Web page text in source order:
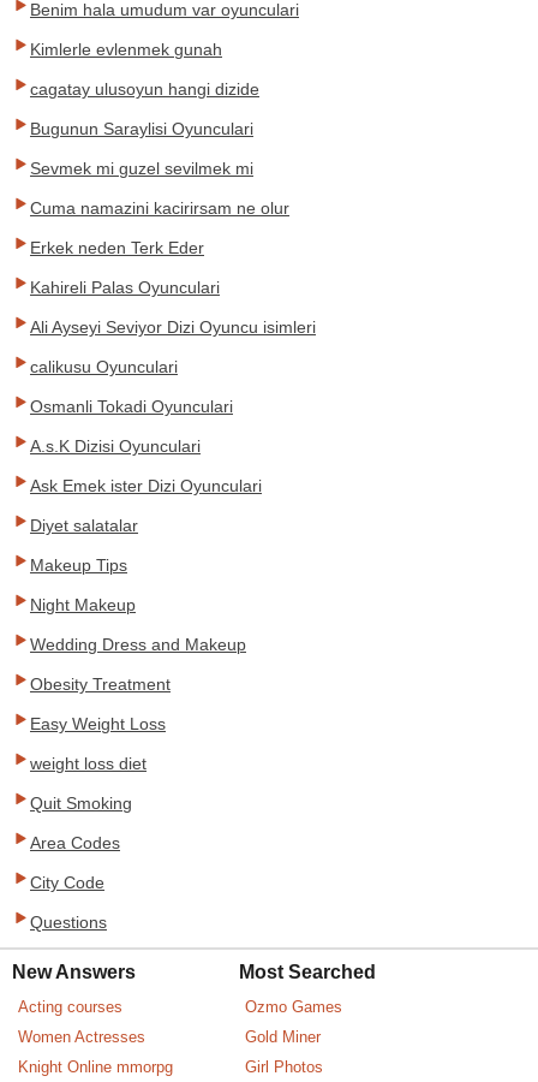
Benim hala umudum var oyunculari
Kimlerle evlenmek gunah
cagatay ulusoyun hangi dizide
Bugunun Saraylisi Oyunculari
Sevmek mi guzel sevilmek mi
Cuma namazini kacirirsam ne olur
Erkek neden Terk Eder
Kahireli Palas Oyunculari
Ali Ayseyi Seviyor Dizi Oyuncu isimleri
calikusu Oyunculari
Osmanli Tokadi Oyunculari
A.s.K Dizisi Oyunculari
Ask Emek ister Dizi Oyunculari
Diyet salatalar
Makeup Tips
Night Makeup
Wedding Dress and Makeup
Obesity Treatment
Easy Weight Loss
weight loss diet
Quit Smoking
Area Codes
City Code
Questions
New Answers
Acting courses
Women Actresses
Knight Online mmorpg
Most Searched
Ozmo Games
Gold Miner
Girl Photos